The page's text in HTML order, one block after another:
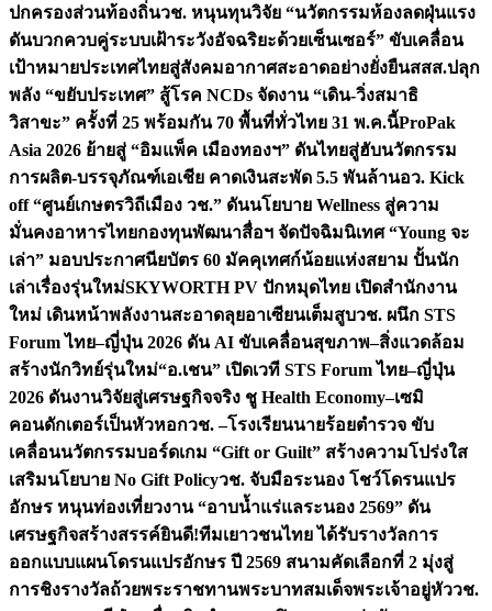
ปกครองส่วนท้องถิ่นวช. หนุนทุนวิจัย “นวัตกรรมห้องลดฝุ่นแรง
ดันบวกควบคู่ระบบเฝ้าระวังอัจฉริยะด้วยเซ็นเซอร์” ขับเคลื่อน
เป้าหมายประเทศไทยสู่สังคมอากาศสะอาดอย่างยั่งยืนสสส.ปลุก
พลัง “ขยับประเทศ” สู้โรค NCDs จัดงาน “เดิน-วิ่งสมาธิ
วิสาขะ” ครั้งที่ 25 พร้อมกัน 70 พื้นที่ทั่วไทย 31 พ.ค.นี้ProPak
Asia 2026 ย้ายสู่ “อิมแพ็ค เมืองทองฯ” ดันไทยสู่ฮับนวัตกรรม
การผลิต-บรรจุภัณฑ์เอเชีย คาดเงินสะพัด 5.5 พันล้านอว. Kick
off “ศูนย์เกษตรวิถีเมือง วช.” ดันนโยบาย Wellness สู่ความ
มั่นคงอาหารไทยกองทุนพัฒนาสื่อฯ จัดปัจฉิมนิเทศ “Young จะ
เล่า” มอบประกาศนียบัตร 60 มัคคุเทศก์น้อยแห่งสยาม ปั้นนัก
เล่าเรื่องรุ่นใหม่SKYWORTH PV ปักหมุดไทย เปิดสำนักงาน
ใหม่ เดินหน้าพลังงานสะอาดลุยอาเซียนเต็มสูบวช. ผนึก STS
Forum ไทย–ญี่ปุ่น 2026 ดัน AI ขับเคลื่อนสุขภาพ–สิ่งแวดล้อม
สร้างนักวิทย์รุ่นใหม่“อ.เชน” เปิดเวที STS Forum ไทย–ญี่ปุ่น
2026 ดันงานวิจัยสู่เศรษฐกิจจริง ชู Health Economy–เซมิ
คอนดักเตอร์เป็นหัวหอกวช. –โรงเรียนนายร้อยตำรวจ ขับ
เคลื่อนนวัตกรรมบอร์ดเกม “Gift or Guilt” สร้างความโปร่งใส
เสริมนโยบาย No Gift Policyวช. จับมือระนอง โชว์โดรนแปร
อักษร หนุนท่องเที่ยวงาน “อาบน้ำแร่แลระนอง 2569” ดัน
เศรษฐกิจสร้างสรรค์ยินดี!ทีมเยาวชนไทย ได้รับรางวัลการ
ออกแบบแผนโดรนแปรอักษร ปี 2569 สนามคัดเลือกที่ 2 มุ่งสู่
การชิงรางวัลถ้วยพระราชทานพระบาทสมเด็จพระเจ้าอยู่หัววช.